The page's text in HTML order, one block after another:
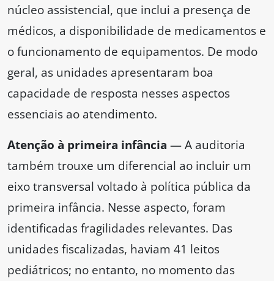
núcleo assistencial, que inclui a presença de
médicos, a disponibilidade de medicamentos e
o funcionamento de equipamentos. De modo
geral, as unidades apresentaram boa
capacidade de resposta nesses aspectos
essenciais ao atendimento.
Atenção à primeira infância — A auditoria
também trouxe um diferencial ao incluir um
eixo transversal voltado à política pública da
primeira infância. Nesse aspecto, foram
identificadas fragilidades relevantes. Das
unidades fiscalizadas, haviam 41 leitos
pediátricos; no entanto, no momento das